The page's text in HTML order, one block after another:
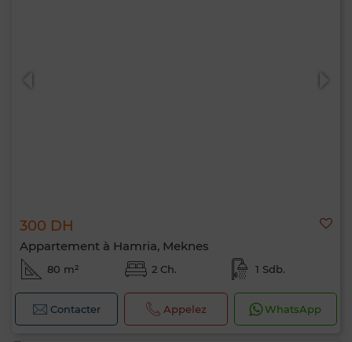
300 DH
Appartement à Hamria, Meknes
80 m² 2 Ch. 1 Sdb.
Contacter Appelez WhatsApp